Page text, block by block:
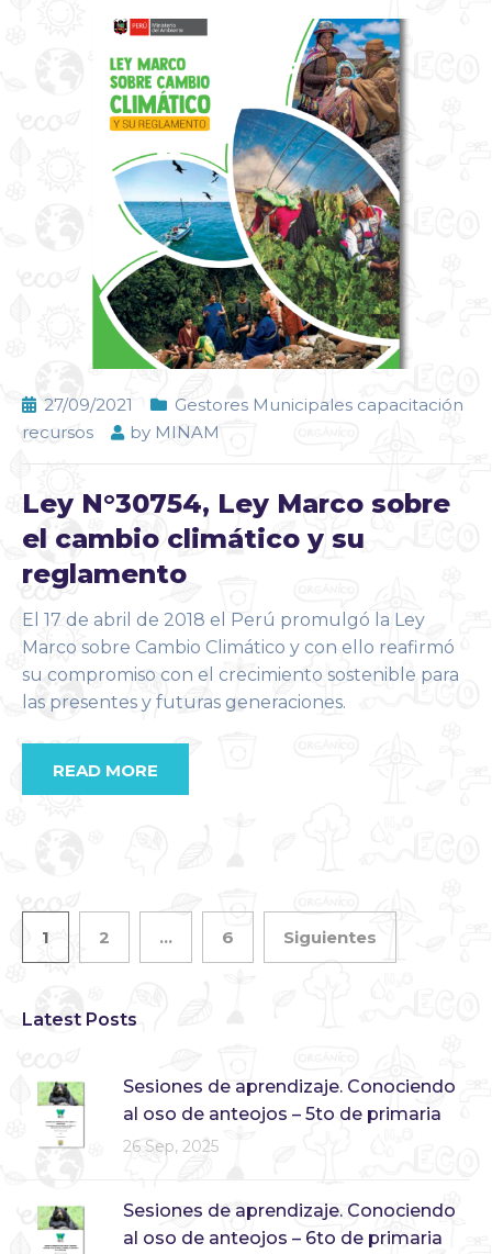
27/09/2021
Gestores Municipales capacitación
recursos
by MINAM
Ley N°30754, Ley Marco sobre
el cambio climático y su
reglamento
El 17 de abril de 2018 el Perú promulgó la Ley
Marco sobre Cambio Climático y con ello reafirmó
su compromiso con el crecimiento sostenible para
las presentes y futuras generaciones.
READ MORE
1 2 … 6 Siguientes
Latest Posts
Sesiones de aprendizaje. Conociendo
al oso de anteojos – 5to de primaria
26 Sep, 2025
Sesiones de aprendizaje. Conociendo
al oso de anteojos – 6to de primaria